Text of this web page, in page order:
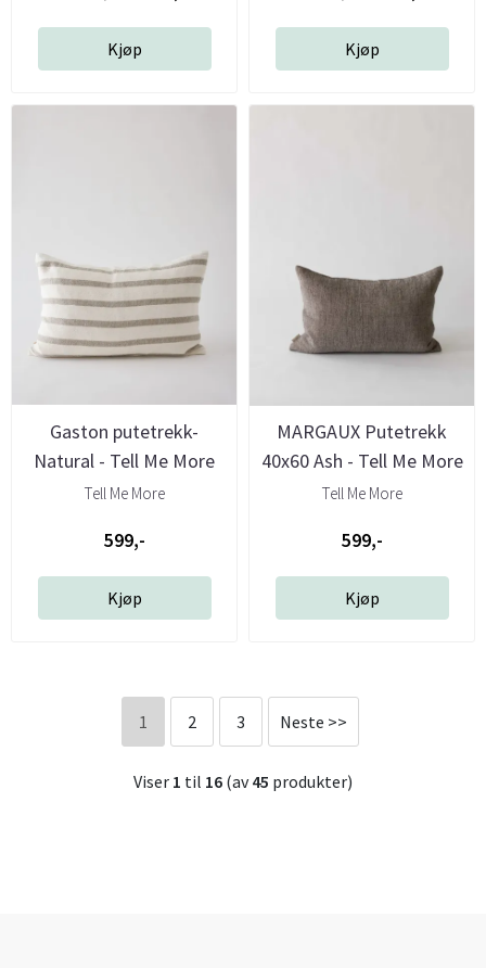
Kjøp Kjøp
Gaston putetrekk-
Natural - Tell Me More
Tell Me More
599,-
Kjøp
MARGAUX Putetrekk
40x60 Ash - Tell Me More
Tell Me More
599,-
Kjøp
1 2 3 Neste >>
Viser 1 til 16 (av45 produkter)